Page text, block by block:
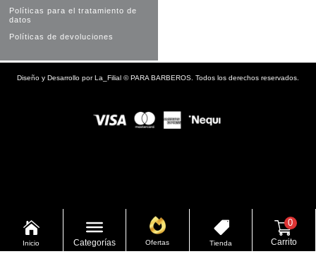
Políticas para el tratamiento de
datos
Políticas de devoluciones
Diseño y Desarrollo porLa_Filial ©PARA BARBEROS. Todos los derechos reservados.

Inicio Categorías Ofertas

Tienda
0
Carrito